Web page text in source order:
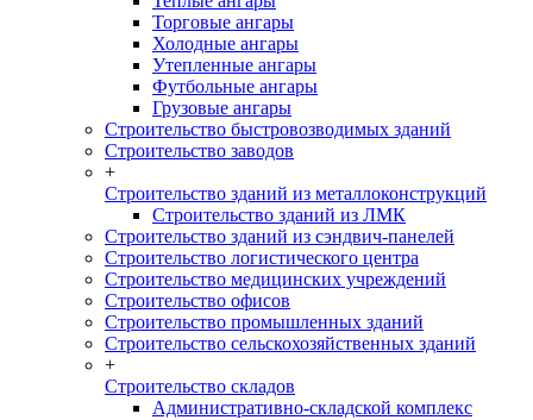
Торговые ангары
Холодные ангары
Утепленные ангары
Футбольные ангары
Грузовые ангары
Строительство быстровозводимых зданий
Строительство заводов
+
Строительство зданий из металлоконструкций
Строительство зданий из ЛМК
Строительство зданий из сэндвич-панелей
Строительство логистического центра
Строительство медицинских учреждений
Строительство офисов
Строительство промышленных зданий
Строительство сельскохозяйственных зданий
+
Строительство складов
Административно-складской комплекс